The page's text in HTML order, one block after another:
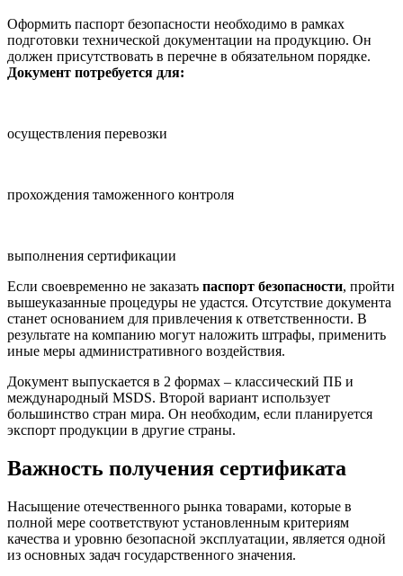
Оформить паспорт безопасности необходимо в рамках
подготовки технической документации на продукцию. Он
должен присутствовать в перечне в обязательном порядке.
Документ потребуется для:
осуществления перевозки
прохождения таможенного контроля
выполнения сертификации
Если своевременно не заказать паспорт безопасности, пройти
вышеуказанные процедуры не удастся. Отсутствие документа
станет основанием для привлечения к ответственности. В
результате на компанию могут наложить штрафы, применить
иные меры административного воздействия.
Документ выпускается в 2 формах – классический ПБ и
международный MSDS. Второй вариант использует
большинство стран мира. Он необходим, если планируется
экспорт продукции в другие страны.
Важность получения сертификата
Насыщение отечественного рынка товарами, которые в
полной мере соответствуют установленным критериям
качества и уровню безопасной эксплуатации, является одной
из основных задач государственного значения.